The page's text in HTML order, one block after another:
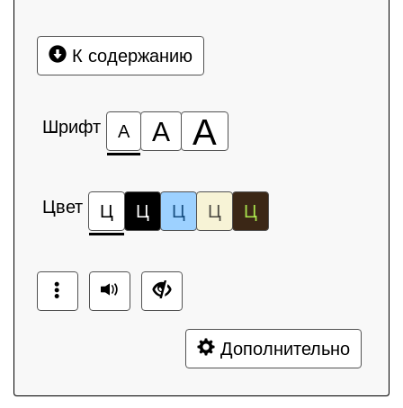
К содержанию
Шрифт А А А
Цвет Ц Ц Ц Ц Ц
Дополнительно